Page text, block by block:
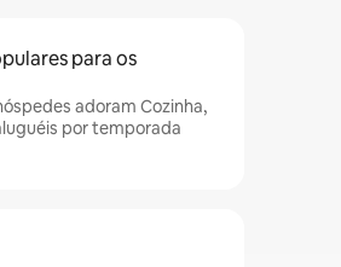
para os
adoram Cozinha,
por temporada